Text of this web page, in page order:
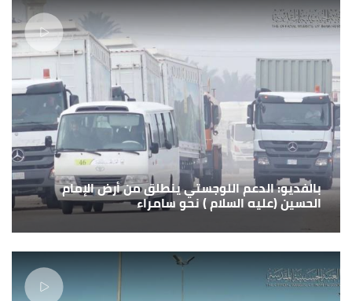
بالفديو: الدعم اللوجستي ينطلق من أرض الإمام
الحسين (عليه السلام ) نحو سامراء